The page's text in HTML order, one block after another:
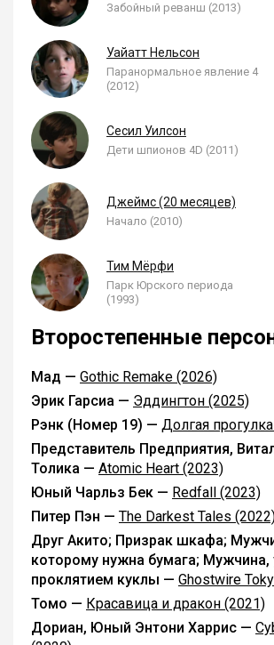
Забойный реванш (2013)
Уайатт Нельсон
Паранормальное явление 4
(2012)
Сесил Уилсон
Дети шпионов 4D (2011)
Джеймс (20 месяцев)
Начало (2010)
Тим Мёрфи
Парк Юрского периода
(1993)
Второстепенные
Мад — Gothic Remake (2026)
Эрик Гарсиа — Эддингтон (2025)
Рэнк (Номер 19) — Долгая
Представитель Предприятия,
Толика — Atomic Heart (2023)
Юный Чарльз Бек — Redfall (2023)
Питер Пэн — The Darkest Tales
Друг Акито; Призрак шкафа;
которому нужна бумага; Мужчина,
проклятием куклы — Ghostwire
Томо — Красавица и дракон (2021)
Дориан, Юный Энтони Харрис —